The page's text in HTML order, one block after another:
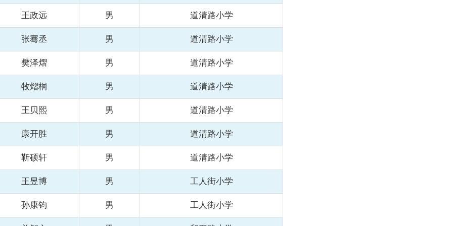
王政远 男 道清路小学
张骞丞 男 道清路小学
樊泽熠 男 道清路小学
牧熠桐 男 道清路小学
王贝熙 男 道清路小学
康开胜 男 道清路小学
靳硕轩 男 道清路小学
王昱博 男 工人街小学
孙康钧 男 工人街小学